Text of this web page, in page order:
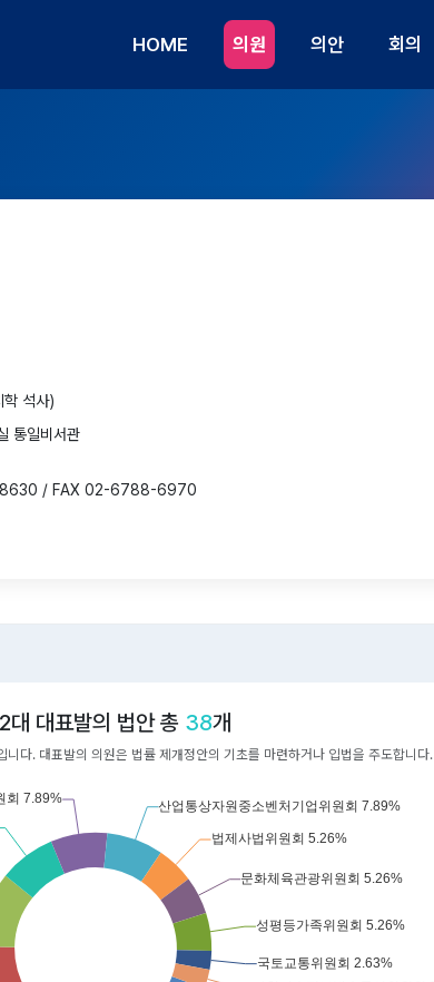
HOME 의원 의안 회의
학 석사)
통일비서관
8630 / FAX 02-6788-6970
대 대표발의 법안 총 38개
다. 대표발의 의원은 법률 제개정안의 기초를 마련하거나 입법을 주도합니다.